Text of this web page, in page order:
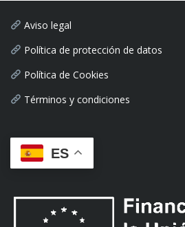
Aviso legal
Política de protección de datos
Política de Cookies
Términos y condiciones
ES